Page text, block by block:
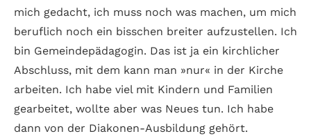
mich gedacht, ich muss noch was machen, um mich
beruflich noch ein bisschen breiter aufzustellen. Ich
bin Gemeindepädagogin. Das ist ja ein kirchlicher
Abschluss, mit dem kann man »nur« in der Kirche
arbeiten. Ich habe viel mit Kindern und Familien
gearbeitet, wollte aber was Neues tun. Ich habe
dann von der Diakonen-Ausbildung gehört.